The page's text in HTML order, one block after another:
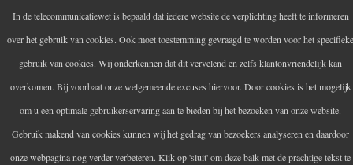
Audio Artem
Uw versterker-audio reparateur
Spring
Home Audio reparatie
Vintage audioapparatuur
In de telecommunicatiewet is bepaald dat iedere website de verplichting heeft te informeren
over het gebruik van cookies. Ook moet toestemming gevraagd te worden voor het specifieke
gebruik van cookies. Wij onderkennen dat dit vervelend en zelfs klantonvriendelijk kan
overkomen. Bij voorbaat onze welgemeende excuses hiervoor. Door cookies is het mogelijk
om u een optimale gebruikerservaring aan te bieden bij het bezoeken van onze website.
Gebruik makend van cookies kunnen wij het gedrag van bezoekers analyseren en daardoor
onze webpagina nog verder verbeteren. Klik op 'sluit' om deze balk met de prachtige tekst te